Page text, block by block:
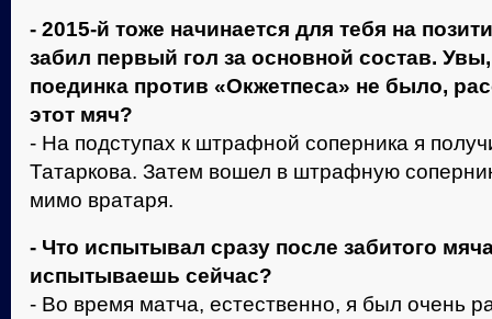
- 2015-й тоже начинается для тебя на
забил первый гол за основной состав.
поединка против «Окжетпеса» не было,
этот мяч?
- На подступах к штрафной соперника я
Татаркова. Затем вошел в штрафную
мимо вратаря.
- Что испытывал сразу после забитого
испытываешь сейчас?
- Во время матча, естественно, я был очень